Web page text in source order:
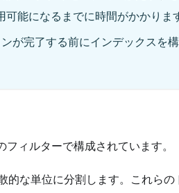
能になるまでに時間がかかりま
が完了する前にインデックスを
フィルターで構成されています。
な単位に分割します。これら